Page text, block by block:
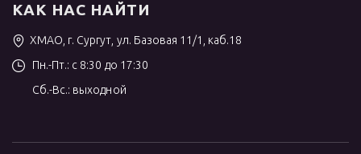
КАК НАС НАЙТИ
ХМАО, г. Сургут, ул. Базовая 11/1, каб.18
Пн.-Пт.: с 8:30 до 17:30
Сб.-Вс.: выходной